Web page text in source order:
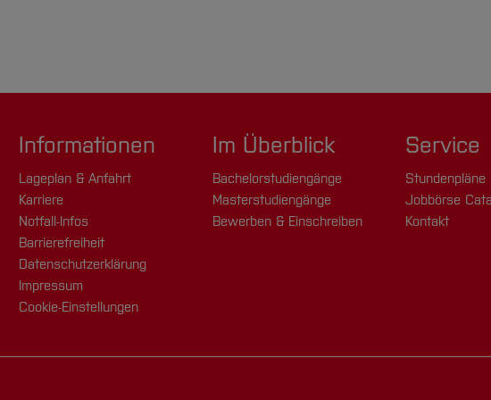
Informationen
Lageplan & Anfahrt
Karriere
Notfall-Infos
Barrierefreiheit
Datenschutzerklärung
Impressum
Cookie-Einstellungen
Im Überblick
Bachelorstudiengänge
Masterstudiengänge
Bewerben & Einschreiben
Service
Stundenpläne
Jobbörse
Kontakt